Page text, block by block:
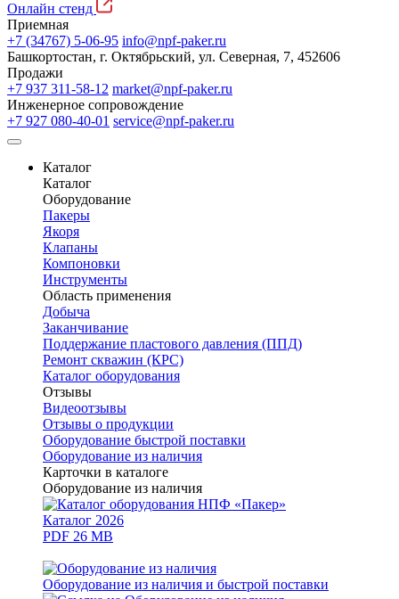
Онлайн стенд
Приемная
+7 (34767) 5-06-95 info@npf-paker.ru
Башкортостан, г. Октябрьский, ул. Северная, 7, 452606
Продажи
+7 937 311-58-12 market@npf-paker.ru
Инженерное сопровождение
+7 927 080-40-01 service@npf-paker.ru
Каталог
Каталог
Оборудование
Пакеры
Якоря
Клапаны
Компоновки
Инструменты
Область применения
Добыча
Заканчивание
Поддержание пластового давления (ППД)
Ремонт скважин (КРС)
Каталог оборудования
Отзывы
Видеоотзывы
Отзывы о продукции
Оборудование быстрой поставки
Оборудование из наличия
Карточки в каталоге
Оборудование из наличия
Каталог 2026
PDF 26 MB
Оборудование из наличия и быстрой поставки